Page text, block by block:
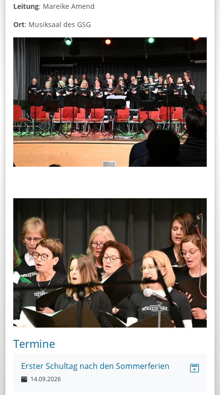
Leitung: Mareike Amend
Ort: Musiksaal des GSG
Termine
Erster Schultag nach den Sommerferien
14.09.2026